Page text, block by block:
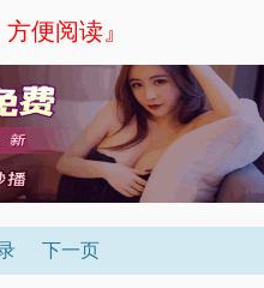
便阅读』
下一页